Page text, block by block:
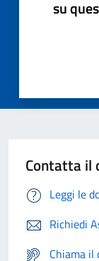
su
Contatta il
Leggi le
Richiedi
Chiama il